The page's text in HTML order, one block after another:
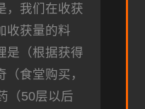
，我们在收获
收获量的料
是（根据获得
食堂购买，
（50层以后